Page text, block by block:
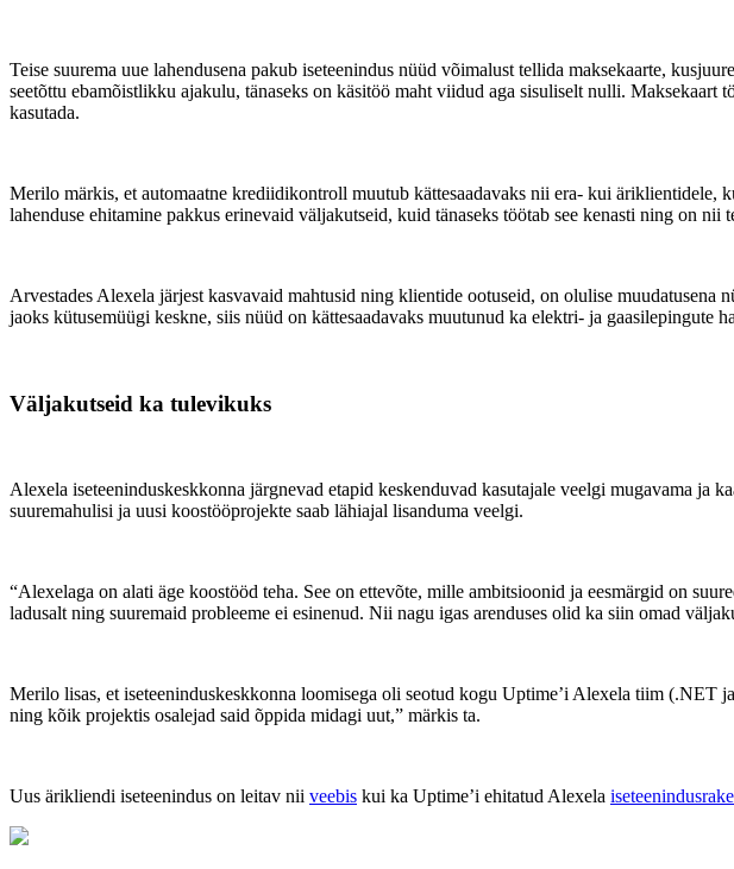
Teise suurema uue lahendusena pakub iseteenindus nüüd võimalust tellida maksekaarte,
seetõttu ebamõistlikku ajakulu, tänaseks on käsitöö maht viidud aga sisuliselt nulli.
kasutada.
Merilo märkis, et automaatne krediidikontroll muutub kättesaadavaks nii era- kui äriklientidele,
lahenduse ehitamine pakkus erinevaid väljakutseid, kuid tänaseks töötab see kenasti ning on
Arvestades Alexela järjest kasvavaid mahtusid ning klientide ootuseid, on olulise
jaoks kütusemüügi keskne, siis nüüd on kättesaadavaks muutunud ka elektri- ja gaasilepingute
Väljakutseid ka tulevikuks
Alexela iseteeninduskeskkonna järgnevad etapid keskenduvad kasutajale veelgi mugavama ja
suuremahulisi ja uusi koostööprojekte saab lähiajal lisanduma veelgi.
“Alexelaga on alati äge koostööd teha. See on ettevõte, mille ambitsioonid ja eesmärgid on
ladusalt ning suuremaid probleeme ei esinenud. Nii nagu igas arenduses olid ka siin omad
Merilo lisas, et iseteeninduskeskkonna loomisega oli seotud kogu Uptime’i Alexela tiim (.NET
ning kõik projektis osalejad said õppida midagi uut,” märkis ta.
Uus ärikliendi iseteenindus on leitav nii veebis kui ka Uptime’i ehitatud Alexela